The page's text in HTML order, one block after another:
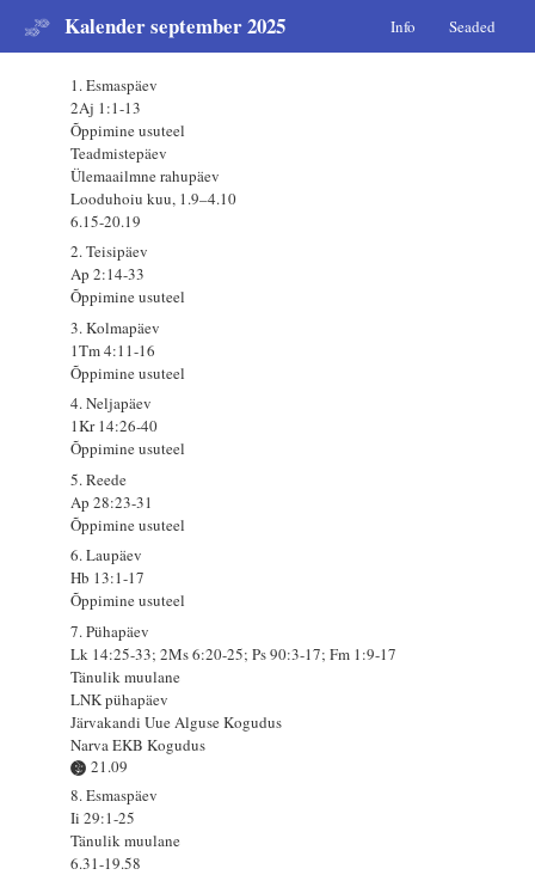
Kalender september 2025 Info Seaded
1. Esmaspäev
2Aj 1:1-13
Õppimine usuteel
Teadmistepäev
Ülemaailmne rahupäev
Looduhoiu kuu, 1.9–4.10
6.15-20.19
2. Teisipäev
Ap 2:14-33
Õppimine usuteel
3. Kolmapäev
1Tm 4:11-16
Õppimine usuteel
4. Neljapäev
1Kr 14:26-40
Õppimine usuteel
5. Reede
Ap 28:23-31
Õppimine usuteel
6. Laupäev
Hb 13:1-17
Õppimine usuteel
7. Pühapäev
Lk 14:25-33; 2Ms 6:20-25; Ps 90:3-17; Fm 1:9-17
Tänulik muulane
LNK pühapäev
Järvakandi Uue Alguse Kogudus
Narva EKB Kogudus
21.09
8. Esmaspäev
Ii 29:1-25
Tänulik muulane
6.31-19.58